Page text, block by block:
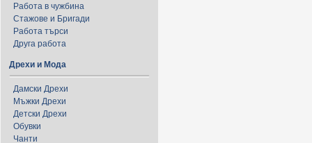
Работа в чужбина
Стажове и Бригади
Работа търси
Друга работа
Дрехи и Мода
Дамски Дрехи
Мъжки Дрехи
Детски Дрехи
Обувки
Чанти